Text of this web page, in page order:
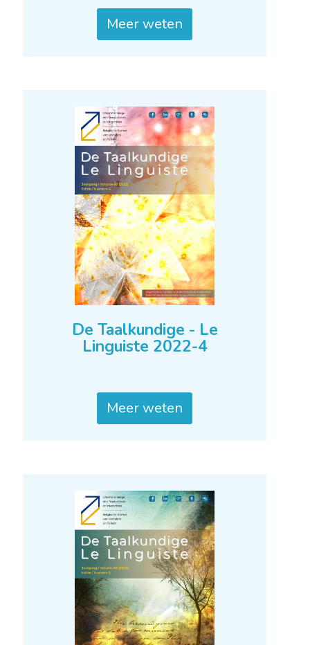
Meer weten
De Taalkundige - Le
Linguiste 2022-4
Meer weten